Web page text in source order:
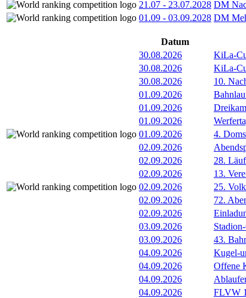
21.07 - 23.07.2028 DM
01.09 - 03.09.2028 DM
Datum
30.08.2026
KiLa-
30.08.2026
KiLa-
30.08.2026
10.
01.09.2026
01.09.2026
01.09.2026
01.09.2026
4.
02.09.2026
02.09.2026
28.
02.09.2026
13.
02.09.2026
25.
02.09.2026
72.
02.09.2026
03.09.2026
03.09.2026
43.
04.09.2026
Kugel-
04.09.2026
Offene
04.09.2026
04.09.2026
FLVW